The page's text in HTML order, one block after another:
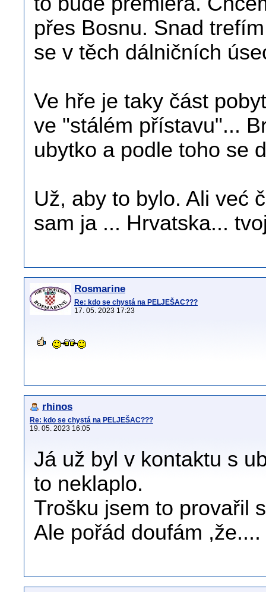
přes Bosnu. Snad
se v těch dálničních
Ve hře je taky část
ve "stálém přístavu"...
ubytko a podle toho se
Už, aby to bylo. Ali već
sam ja ... Hrvatska...
Rosmarine
Re: kdo se chystá na PELJEŠAC???
17. 05. 2023 17:23
rhinos
Re: kdo se chystá na PELJEŠAC???
19. 05. 2023 16:05
Já už byl v kontaktu s
to neklaplo.
Trošku jsem to provařil
Ale pořád doufám ,že....